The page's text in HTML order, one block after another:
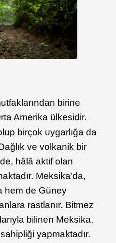
birine
Amerika ülkesidir.
birçok uygarlığa da
ve volkanik bir
hâlâ aktif olan
Meksika’da,
hem de Güney
rastlanır. Bitmez
bilinen Meksika,
yapmaktadır.